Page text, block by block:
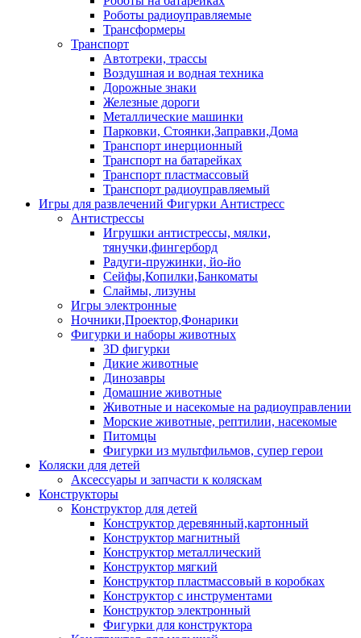
Роботы радиоуправляемые
Трансформеры
Транспорт
Автотреки, трассы
Воздушная и водная техника
Дорожные знаки
Железные дороги
Металлические машинки
Парковки, Стоянки,Заправки,Дома
Транспорт инерционный
Транспорт на батарейках
Транспорт пластмассовый
Транспорт радиоуправляемый
Игры для развлечений Фигурки Антистресс
Антистрессы
Игрушки антистрессы, мялки,
тянучки,фингерборд
Радуги-пружинки, йо-йо
Сейфы,Копилки,Банкоматы
Слаймы, лизуны
Игры электронные
Ночники,Проектор,Фонарики
Фигурки и наборы животных
3D фигурки
Дикие животные
Динозавры
Домашние животные
Животные и насекомые на радиоуправлении
Морские животные, рептилии, насекомые
Питомцы
Фигурки из мультфильмов, супер герои
Коляски для детей
Аксессуары и запчасти к коляскам
Конструкторы
Конструктор для детей
Конструктор деревянный,картонный
Конструктор магнитный
Конструктор металлический
Конструктор мягкий
Конструктор пластмассовый в коробках
Конструктор с инструментами
Конструктор электронный
Фигурки для конструктора